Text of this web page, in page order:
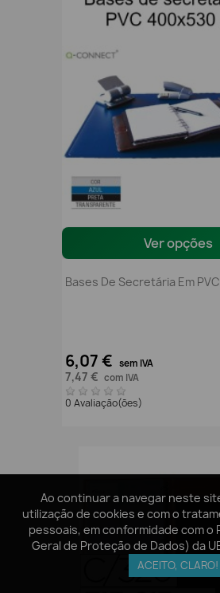
Ao continuar a navegar neste
utilização de cookies e com o
pessoais, em conformidade com o
Geral de Proteção de Dados) da
ACEITO, CLARO!
Ver opções
Bases De Secretária Em
6,07 € sem IVA
7,47 € com IVA
0 Avaliação(ões)
Ao continuar a navegar neste
utilização de cookies e com o
pessoais, em conformidade com o
Geral de Proteção de Dados) da
ACEITO, CLARO!